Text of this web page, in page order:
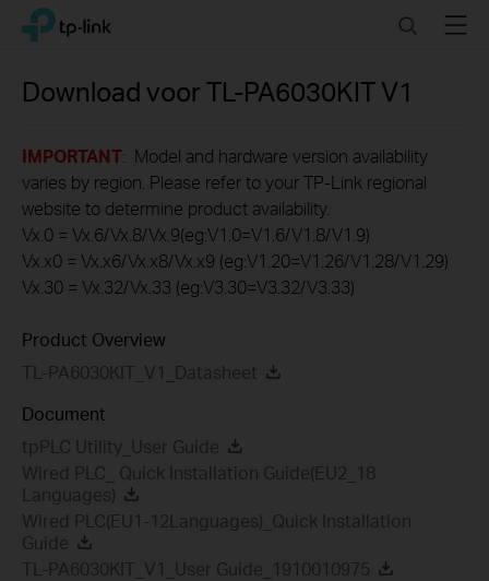
Click
navigation
TP-Link, Reliably Smart SearchMenu
Download voorTL-PA6030KITV1
IMPORTANT: Model and hardware version availability
varies by region. Please refer to your TP-Link regional
website to determine product availability.
Vx.0 = Vx.6/Vx.8/Vx.9(eg:V1.0=V1.6/V1.8/V1.9)
Vx.x0 = Vx.x6/Vx.x8/Vx.x9 (eg:V1.20=V1.26/V1.28/V1.29)
Vx.30 = Vx.32/Vx.33 (eg:V3.30=V3.32/V3.33)
Product Overview
TL-PA6030KIT_V1_Datasheet
Document
tpPLC Utility_User Guide
Wired PLC_ Quick Installation Guide(EU2_18
Languages)
Wired PLC(EU1-12Languages)_Quick Installation
Guide
TL-PA6030KIT_V1_User Guide_1910010975